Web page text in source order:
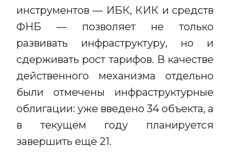
инструментов — ИБК, КИК и средств
ФНБ — позволяет не только
развивать инфраструктуру, но и
сдерживать рост тарифов. В качестве
действенного механизма отдельно
были отмечены инфраструктурные
облигации: уже введено 34 объекта, а
в текущем году планируется
завершить ещё 21.